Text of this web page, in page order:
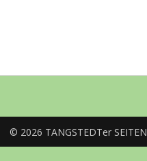
© 2026 TANGSTEDTer SEITEN